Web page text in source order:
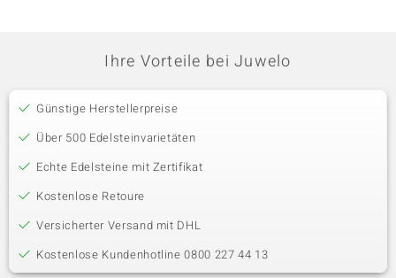
Ihre Vorteile bei Juwelo
Günstige Herstellerpreise
Über 500 Edelsteinvarietäten
Echte Edelsteine mit Zertifikat
Kostenlose Retoure
Versicherter Versand mit DHL
Kostenlose Kundenhotline 0800 227 44 13